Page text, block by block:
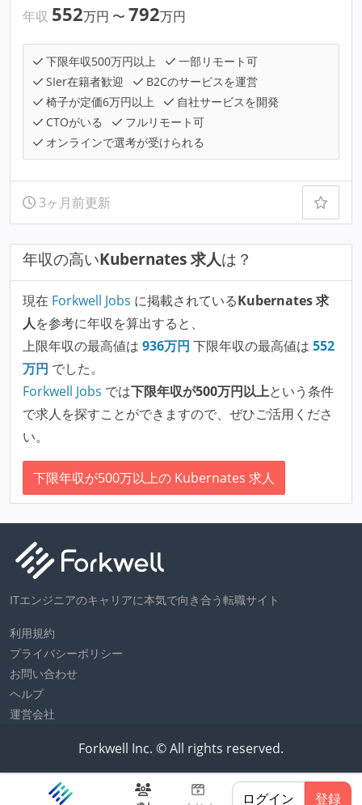
ログイン 登録
年収 552万円 〜 792万円
下限年収500万円以上
一部リモート可
SIer在籍者歓迎
B2Cのサービスを運営
椅子が定価6万円以上
自社サービスを開発
CTOがいる
フルリモート可
オンラインで選考が受けられる
3ヶ月前更新
年収の高いKubernates 求人は？
現在 Forkwell Jobs に掲載されているKubernates 求
人を参考に年収を算出すると、
上限年収の最高値は 936万円 下限年収の最高値は 552
万円 でした。
Forkwell Jobs では下限年収が500万円以上という条件
で求人を探すことができますので、ぜひご活用くださ
い。
下限年収が500万以上の Kubernates 求人
ITエンジニアのキャリアに本気で向き合う転職サイト
利用規約
プライバシーポリシー
お問い合わせ
ヘルプ
運営会社
Forkwell Inc. © All rights reserved.